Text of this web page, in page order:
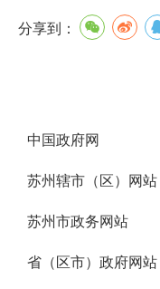
分享到：
中国政府网
苏州辖市（区）网站
苏州市政务网站
省（区市）政府网站